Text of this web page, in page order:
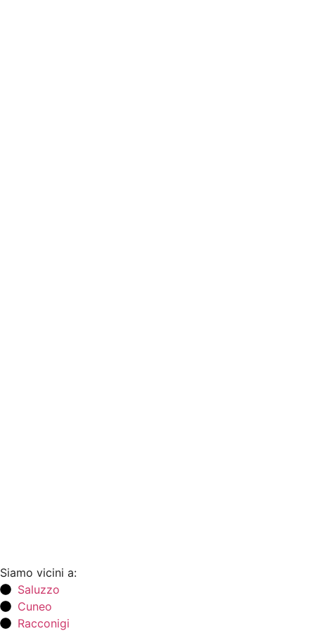
Siamo vicini a:
Saluzzo
Cuneo
Racconigi